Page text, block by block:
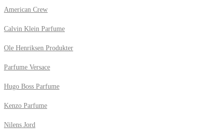
American Crew
Calvin Klein Parfume
Ole Henriksen Produkter
Parfume Versace
Hugo Boss Parfume
Kenzo Parfume
Nilens Jord